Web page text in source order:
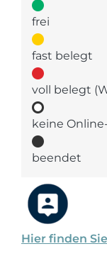
Hier finden
frei
fast belegt
voll belegt
keine
beendet